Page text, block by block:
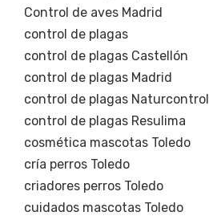
Control de aves Madrid
control de plagas
control de plagas Castellón
control de plagas Madrid
control de plagas Naturcontrol
control de plagas Resulima
cosmética mascotas Toledo
cría perros Toledo
criadores perros Toledo
cuidados mascotas Toledo